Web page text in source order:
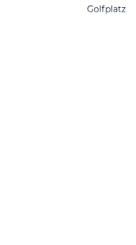
Golfplatz